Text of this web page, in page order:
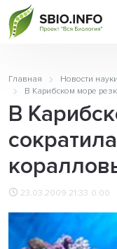
Главная Новости науки
В Карибском море
В
23.03.2009 21:33 0.00